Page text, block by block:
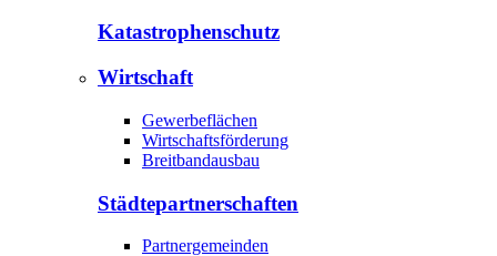
Katastrophen­schutz
Wirtschaft
Gewerbeflächen
Wirtschaftsförderung
Breitbandausbau
Städte­partnerschaften
Partnergemeinden